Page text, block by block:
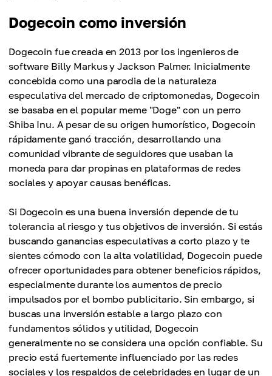
Dogecoin como inversión
Dogecoin fue creada en 2013 por los ingenieros de
software Billy Markus y Jackson Palmer. Inicialmente
concebida como una parodia de la naturaleza
especulativa del mercado de criptomonedas, Dogecoin
se basaba en el popular meme "Doge" con un perro
Shiba Inu. A pesar de su origen humorístico, Dogecoin
rápidamente ganó tracción, desarrollando una
comunidad vibrante de seguidores que usaban la
moneda para dar propinas en plataformas de redes
sociales y apoyar causas benéficas.
Si Dogecoin es una buena inversión depende de tu
tolerancia al riesgo y tus objetivos de inversión. Si estás
buscando ganancias especulativas a corto plazo y te
sientes cómodo con la alta volatilidad, Dogecoin puede
ofrecer oportunidades para obtener beneficios rápidos,
especialmente durante los aumentos de precio
impulsados por el bombo publicitario. Sin embargo, si
buscas una inversión estable a largo plazo con
fundamentos sólidos y utilidad, Dogecoin
generalmente no se considera una opción confiable. Su
precio está fuertemente influenciado por las redes
sociales y los respaldos de celebridades en lugar de un